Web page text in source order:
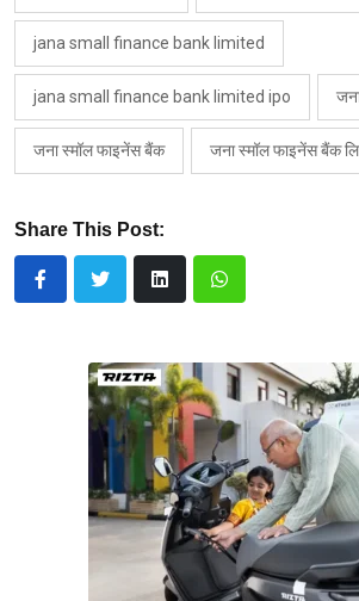
jana small finance bank limited
jana small finance bank limited ipo
जना स्मॉल फाइनेंस बैंक जना स्मॉल फाइनेंस बैंक
Share This Post: